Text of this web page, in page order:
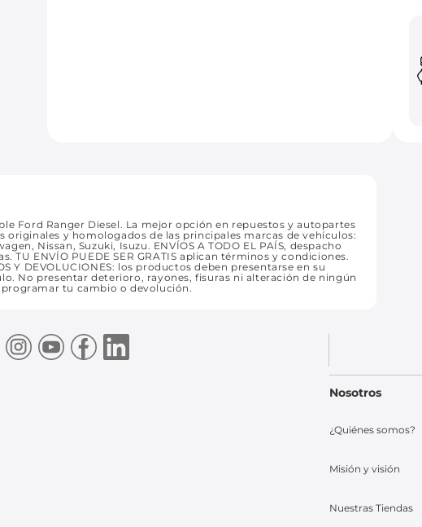
Ford Ranger Diesel. La mejor opción en repuestos y autopartes
y homologados de las principales marcas de vehículos:
Nissan, Suzuki, Isuzu. ENVÍOS A TODO EL PAÍS, despacho
ENVÍO PUEDE SER GRATIS aplican términos y condiciones.
Y DEVOLUCIONES: los productos deben presentarse en su
No presentar deterioro, rayones, fisuras ni alteración de ningún
tu cambio o devolución.
Nosotros
¿Quiénes somos?
Misión y visión
Nuestras Tiendas